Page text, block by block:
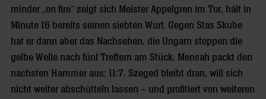
minder „on fire“ zeigt sich Meister Appelgren im Tor, hält in
Minute 16 bereits seinen siebten Wurf. Gegen Stas Skube
hat er dann aber das Nachsehen, die Ungarn stoppen die
gelbe Welle nach fünf Treffern am Stück. Mensah packt den
nächsten Hammer aus: 11:7. Szeged bleibt dran, will sich
nicht weiter abschütteln lassen – und profitiert von weiteren